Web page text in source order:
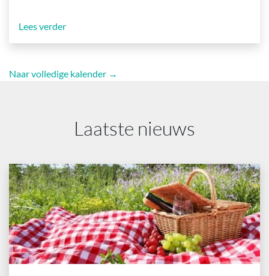
Lees verder
Naar volledige kalender →
Laatste nieuws